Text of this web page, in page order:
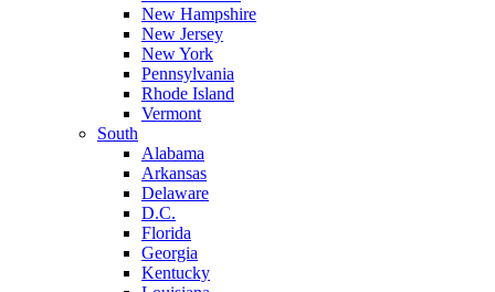
New Hampshire
New Jersey
New York
Pennsylvania
Rhode Island
Vermont
South
Alabama
Arkansas
Delaware
D.C.
Florida
Georgia
Kentucky